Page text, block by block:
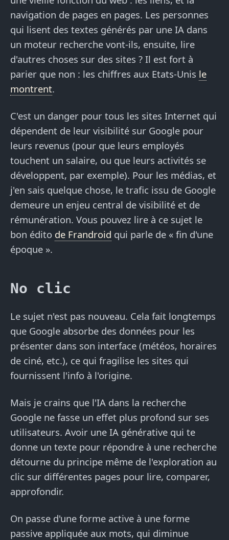
navigation de pages en pages. Les personnes
qui lisent des textes générés par une IA dans
un moteur recherche vont-ils, ensuite, lire
d'autres choses sur des sites ? Il est fort à
parier que non : les chiffres aux Etats-Unis le
montrent.
C'est un danger pour tous les sites Internet qui
dépendent de leur visibilité sur Google pour
leurs revenus (pour que leurs employés
touchent un salaire, ou que leurs activités se
développent, par exemple). Pour les médias, et
j'en sais quelque chose, le trafic issu de Google
demeure un enjeu central de visibilité et de
rémunération. Vous pouvez lire à ce sujet le
bon édito de Frandroid qui parle de « fin d'une
époque ».
No clic
Le sujet n'est pas nouveau. Cela fait longtemps
que Google absorbe des données pour les
présenter dans son interface (météos, horaires
de ciné, etc.), ce qui fragilise les sites qui
fournissent l'info à l'origine.
Mais je crains que l'IA dans la recherche
Google ne fasse un effet plus profond sur ses
utilisateurs. Avoir une IA générative qui te
donne un texte pour répondre à une recherche
détourne du principe même de l'exploration au
clic sur différentes pages pour lire, comparer,
approfondir.
On passe d'une forme active à une forme
passive appliquée aux mots, qui diminue